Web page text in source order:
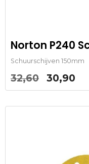
Norton P240
Schuurschijven 150mm
32,60
prijs
was:
30,90
is: